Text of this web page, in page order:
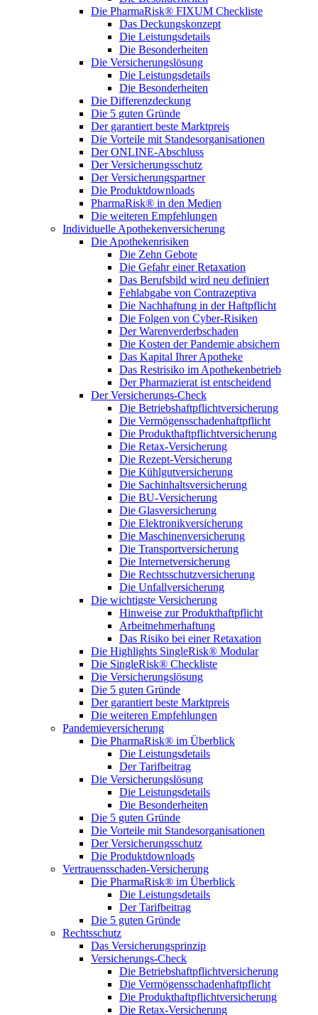
Die PharmaRisk® FIXUM Checkliste
Das Deckungskonzept
Die Leistungsdetails
Die Besonderheiten
Die Versicherungslösung
Die Leistungsdetails
Die Besonderheiten
Die Differenzdeckung
Die 5 guten Gründe
Der garantiert beste Marktpreis
Die Vorteile mit Standesorganisationen
Der ONLINE-Abschluss
Der Versicherungsschutz
Der Versicherungspartner
Die Produktdownloads
PharmaRisk® in den Medien
Die weiteren Empfehlungen
Individuelle Apothekenversicherung
Die Apothekenrisiken
Die Zehn Gebote
Die Gefahr einer Retaxation
Das Berufsbild wird neu definiert
Fehlabgabe von Contrazeptiva
Die Nachhaftung in der Haftpflicht
Die Folgen von Cyber-Risiken
Der Warenverderbschaden
Die Kosten der Pandemie absichern
Das Kapital Ihrer Apotheke
Das Restrisiko im Apothekenbetrieb
Der Pharmazierat ist entscheidend
Der Versicherungs-Check
Die Betriebshaftpflichtversicherung
Die Vermögensschadenhaftpflicht
Die Produkthaftpflichtversicherung
Die Retax-Versicherung
Die Rezept-Versicherung
Die Kühlgutversicherung
Die Sachinhaltsversicherung
Die BU-Versicherung
Die Glasversicherung
Die Elektronikversicherung
Die Maschinenversicherung
Die Transportversicherung
Die Internetversicherung
Die Rechtsschutzversicherung
Die Unfallversicherung
Die wichtigste Versicherung
Hinweise zur Produkthaftpflicht
Arbeitnehmerhaftung
Das Risiko bei einer Retaxation
Die Highlights SingleRisk® Modular
Die SingleRisk® Checkliste
Die Versicherungslösung
Die 5 guten Gründe
Der garantiert beste Marktpreis
Die weiteren Empfehlungen
Pandemieversicherung
Die PharmaRisk® im Überblick
Die Leistungsdetails
Der Tarifbeitrag
Die Versicherungslösung
Die Leistungsdetails
Die Besonderheiten
Die 5 guten Gründe
Die Vorteile mit Standesorganisationen
Der Versicherungsschutz
Die Produktdownloads
Vertrauensschaden-Versicherung
Die PharmaRisk® im Überblick
Die Leistungsdetails
Der Tarifbeitrag
Die 5 guten Gründe
Rechtsschutz
Das Versicherungsprinzip
Versicherungs-Check
Die Betriebshaftpflichtversicherung
Die Vermögensschadenhaftpflicht
Die Produkthaftpflichtversicherung
Die Retax-Versicherung